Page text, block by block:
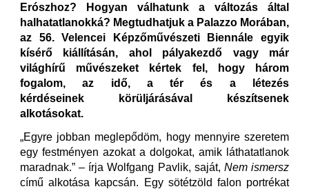
Erószhoz? Hogyan válhatunk a változás által
halhatatlanokká? Megtudhatjuk a Palazzo Morában,
az 56. Velencei Képzőművészeti Biennále egyik
kísérő kiállításán, ahol pályakezdő vagy már
világhírű művészeket kértek fel, hogy három
fogalom, az idő, a tér és a létezés
kérdéseinek körüljárásával készítsenek
alkotásokat.
„Egyre jobban meglepődöm, hogy mennyire szeretem
egy festményen azokat a dolgokat, amik láthatatlanok
maradnak.” – írja Wolfgang Pavlik, saját, Nem ismersz
című alkotása kapcsán. Egy sötétzöld falon portrékat